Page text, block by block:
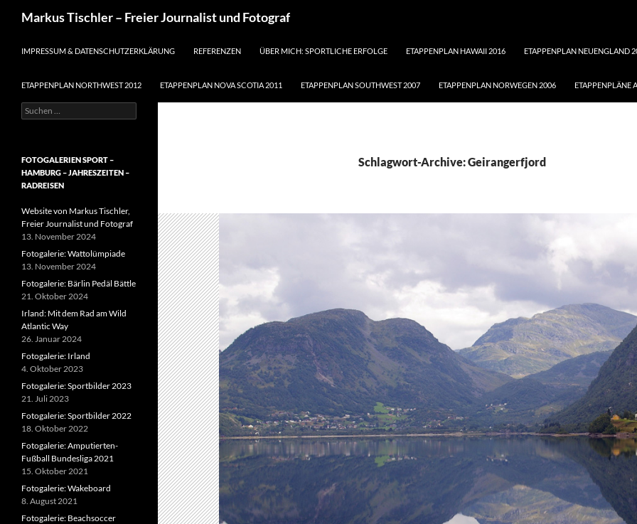
Markus Tischler – Freier Journalist und Fotograf
IMPRESSUM & DATENSCHUTZERKLÄRUNG
REFERENZEN ÜBER MICH: SPORTLICHE ERFOLGE ETAPPENPLAN HAWAII 2016 ETAPPENPLAN NEUENGLAND
ETAPPENPLAN NORTHWEST 2012 ETAPPENPLAN NOVA SCOTIA 2011 ETAPPENPLAN SOUTHWEST 2007 ETAPPENPLAN NORWEGEN 2006 ETAPPENPLÄNE
Schlagwort-Archive: Geirangerfjord
Suchen
nach:
FOTOGALERIEN SPORT –
HAMBURG – JAHRESZEITEN –
RADREISEN
Website von Markus Tischler,
Freier Journalist und Fotograf
13. November 2024
Fotogalerie: Wattolümpiade
13. November 2024
Fotogalerie: Bärlin Pedäl Bättle
21. Oktober 2024
Irland: Mit dem Rad am Wild
Atlantic Way
26. Januar 2024
Fotogalerie: Irland
4. Oktober 2023
Fotogalerie: Sportbilder 2023
21. Juli 2023
Fotogalerie: Sportbilder 2022
18. Oktober 2022
Fotogalerie: Amputierten-
Fußball Bundesliga 2021
15. Oktober 2021
Fotogalerie: Wakeboard
8. August 2021
Fotogalerie: Beachsoccer